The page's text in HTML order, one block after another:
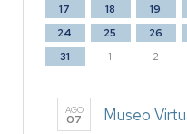
17
18 19
24
25 26
31
1 2
AGO
07 Museo